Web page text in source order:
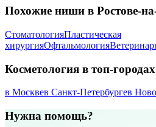
Похожие ниши в Ростове-
СтоматологияПластическая
хирургияОфтальмология
Косметология в топ-городах
в Москвев Санкт-Петербургев
Нужна помощь?